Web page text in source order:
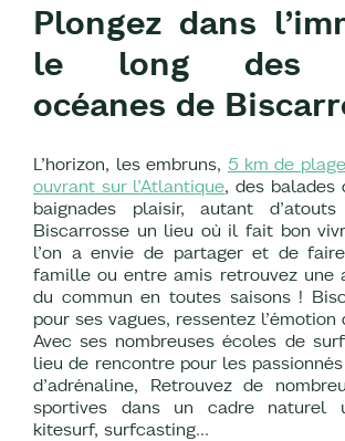
Plongez dans
le long des
océanes de
L’horizon, les embruns, 5 km de
ouvrant sur l’Atlantique, des balades
baignades plaisir, autant
Biscarrosse un lieu où il fait bon
l’on a envie de partager et de
famille ou entre amis retrouvez une
du commun en toutes saisons !
pour ses vagues, ressentez
Avec ses nombreuses écoles de
lieu de rencontre pour les
d’adrénaline, Retrouvez de
sportives dans un cadre naturel
kitesurf, surfcasting…